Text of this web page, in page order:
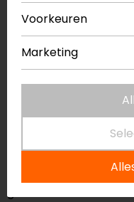
integraalhelm en
comfort op de weg.
Scorpion:
elke motorrijder
Scorpion is een
motorhelm industrie
kwaliteit, innovatieve
prijs-
geavanceerde
Voorkeuren
Marketing